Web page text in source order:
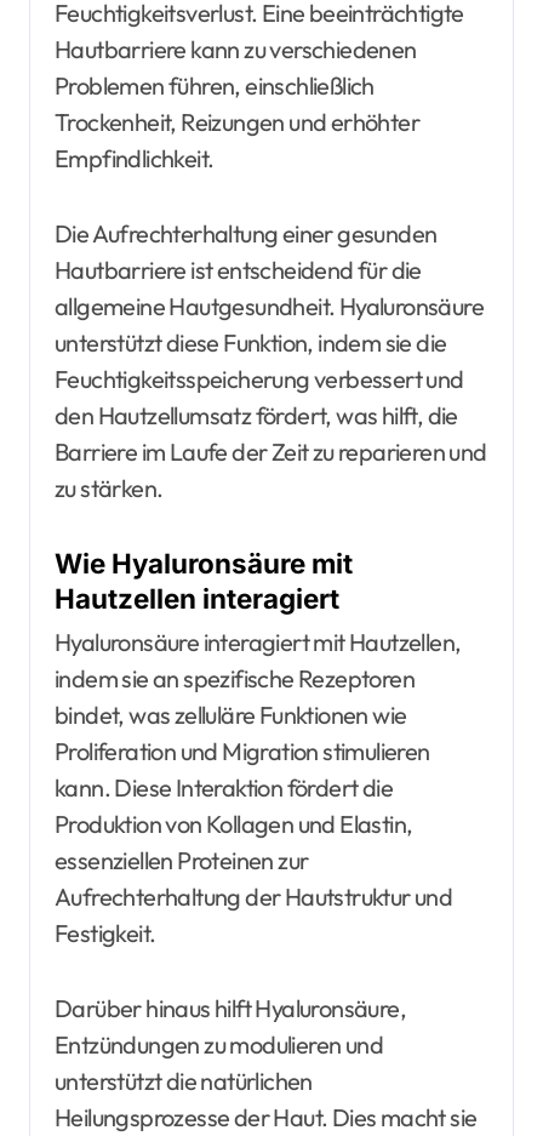
Feuchtigkeitsverlust. Eine beeinträchtigte
Hautbarriere kann zu verschiedenen
Problemen führen, einschließlich
Trockenheit, Reizungen und erhöhter
Empfindlichkeit.
Die Aufrechterhaltung einer gesunden
Hautbarriere ist entscheidend für die
allgemeine Hautgesundheit. Hyaluronsäure
unterstützt diese Funktion, indem sie die
Feuchtigkeitsspeicherung verbessert und
den Hautzellumsatz fördert, was hilft, die
Barriere im Laufe der Zeit zu reparieren und
zu stärken.
Wie Hyaluronsäure mit
Hautzellen interagiert
Hyaluronsäure interagiert mit Hautzellen,
indem sie an spezifische Rezeptoren
bindet, was zelluläre Funktionen wie
Proliferation und Migration stimulieren
kann. Diese Interaktion fördert die
Produktion von Kollagen und Elastin,
essenziellen Proteinen zur
Aufrechterhaltung der Hautstruktur und
Festigkeit.
Darüber hinaus hilft Hyaluronsäure,
Entzündungen zu modulieren und
unterstützt die natürlichen
Heilungsprozesse der Haut. Dies macht sie